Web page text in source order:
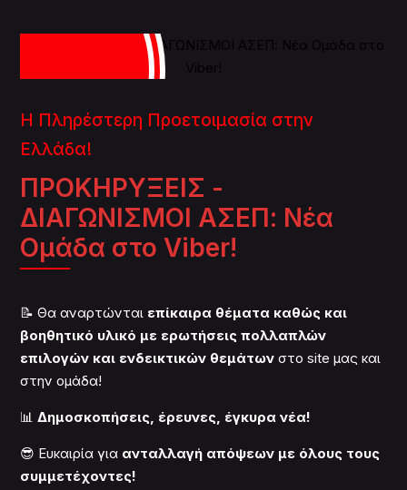
Η Πληρέστερη Προετοιμασία στην
Ελλάδα!
ΠΡΟΚΗΡΥΞΕΙΣ -
ΔΙΑΓΩΝΙΣΜΟΙ ΑΣΕΠ: Νέα
Ομάδα στο Viber!
📝 Θα αναρτώνται επίκαιρα θέματα καθώς και
βοηθητικό υλικό με ερωτήσεις πολλαπλών
επιλογών και ενδεικτικών θεμάτων στο site μας και
στην ομάδα!
📊 Δημοσκοπήσεις, έρευνες, έγκυρα νέα!
😎 Ευκαιρία για ανταλλαγή απόψεων με όλους τους
συμμετέχοντες!